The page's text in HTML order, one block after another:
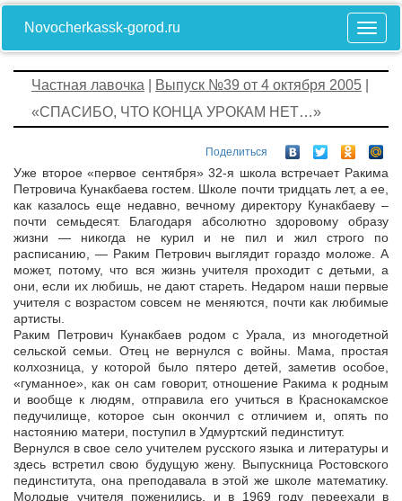
Novocherkassk-gorod.ru
Частная лавочка Выпуск №39 от 4 октября 2005
«СПАСИБО, ЧТО КОНЦА УРОКАМ НЕТ…»
Поделиться
Уже второе «первое сентября» 32-я школа встречает Ракима
Петровича Кунакбаева гостем. Школе почти тридцать лет, а ее,
как казалось еще недавно, вечному директору Кунакбаеву –
почти семьдесят. Благодаря абсолютно здоровому образу
жизни — никогда не курил и не пил и жил строго по
расписанию, — Раким Петрович выглядит гораздо моложе. А
может, потому, что вся жизнь учителя проходит с детьми, а
они, если их любишь, не дают стареть. Недаром наши первые
учителя с возрастом совсем не меняются, почти как любимые
артисты.
Раким Петрович Кунакбаев родом с Урала, из многодетной
сельской семьи. Отец не вернулся с войны. Мама, простая
колхозница, у которой было пятеро детей, заметив особое,
«гуманное», как он сам говорит, отношение Ракима к родным
и вообще к людям, отправила его учиться в Краснокамское
педучилище, которое сын окончил с отличием и, опять по
настоянию матери, поступил в Удмуртский пединститут.
Вернулся в свое село учителем русского языка и литературы и
здесь встретил свою будущую жену. Выпускница Ростовского
пединститута, она преподавала в этой же школе математику.
Молодые учителя поженились, и в 1969 году переехали в